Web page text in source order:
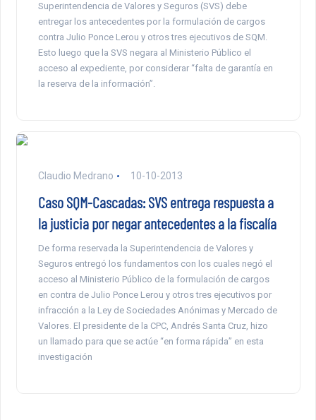
Superintendencia de Valores y Seguros (SVS) debe
entregar los antecedentes por la formulación de cargos
contra Julio Ponce Lerou y otros tres ejecutivos de SQM.
Esto luego que la SVS negara al Ministerio Público el
acceso al expediente, por considerar “falta de garantía en
la reserva de la información”.
Claudio Medrano 10-10-2013
Caso SQM-Cascadas: SVS entrega respuesta a
la justicia por negar antecedentes a la fiscalía
De forma reservada la Superintendencia de Valores y
Seguros entregó los fundamentos con los cuales negó el
acceso al Ministerio Público de la formulación de cargos
en contra de Julio Ponce Lerou y otros tres ejecutivos por
infracción a la Ley de Sociedades Anónimas y Mercado de
Valores. El presidente de la CPC, Andrés Santa Cruz, hizo
un llamado para que se actúe “en forma rápida” en esta
investigación